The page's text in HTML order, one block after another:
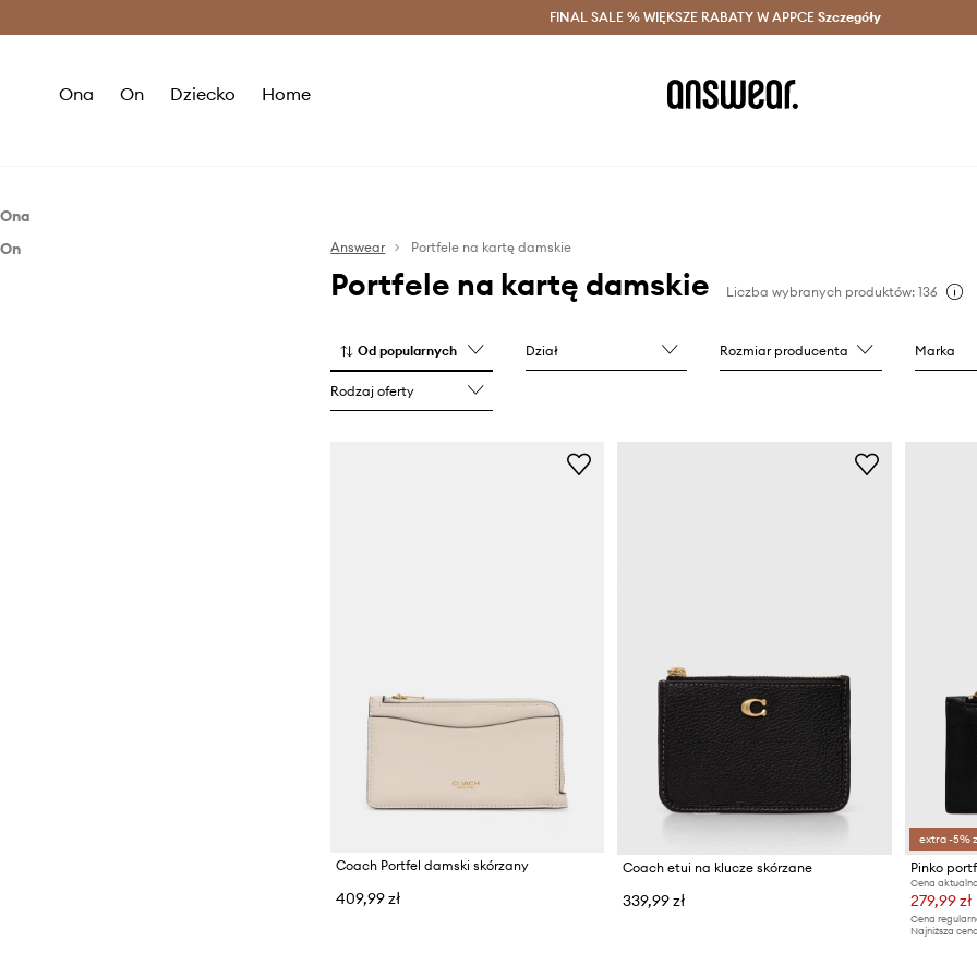
Oszczędzaj z Answear Club > Dostawa nawet w 24h >
FINAL SALE % WIĘKSZE RABATY W APPCE Szczegóły
Ona On Dziecko Home
Ona
On
Answear Portfele na kartę damskie
Portfele na kartę damskie Liczba wybranych produktów: 136
Od popularnych Dział Rozmiar producenta Marka
Rodzaj oferty
Coach Portfel damski skórzany
409,99 zł
Coach etui na klucze skórzane
339,99 zł
extra -5%
Pinko
Cena
279,99 zł
Cena
Najniższa